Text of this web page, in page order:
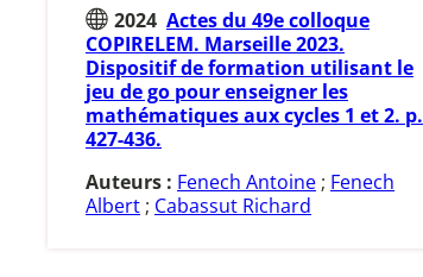
2024 Actes du 49e colloque
COPIRELEM. Marseille 2023.
Dispositif de formation utilisant le
jeu de go pour enseigner les
mathématiques aux cycles 1 et 2. p.
427-436.
Auteurs : Fenech Antoine ; Fenech
Albert ; Cabassut Richard